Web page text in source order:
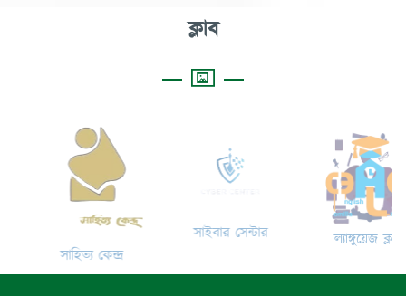
ক্লাব
সাহিত্য কেন্দ্র
সাইবার সেন্টার ল্যাঙ্গুয়েজ ক্লাব